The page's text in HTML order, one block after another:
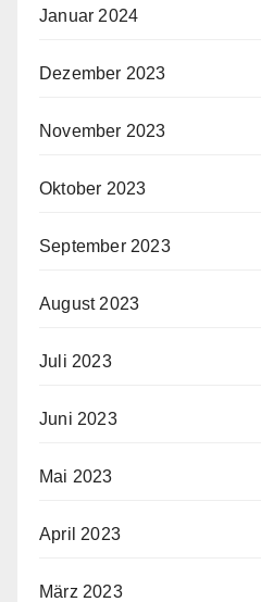
Januar 2024
Dezember 2023
November 2023
Oktober 2023
September 2023
August 2023
Juli 2023
Juni 2023
Mai 2023
April 2023
März 2023